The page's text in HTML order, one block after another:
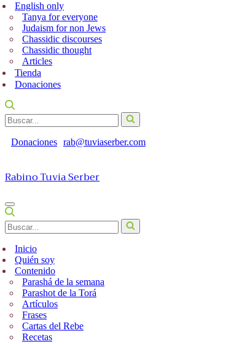
English only
Tanya for everyone
Judaism for non Jews
Chassidic discourses
Chassidic thought
Articles
Tienda
Donaciones
Buscar...
Donaciones rab@tuviaserber.com
Rabino Tuvia Serber
Menú
de
navegación
Buscar...
Inicio
Quién soy
Contenido
Parashá de la semana
Parashot de la Torá
Artículos
Frases
Cartas del Rebe
Recetas